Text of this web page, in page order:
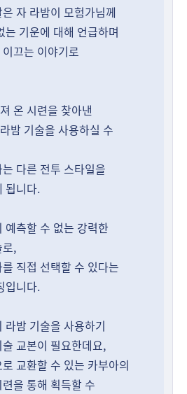
자 라밤이 모험가님께
는 기운에 대해 언급하며
끄는 이야기로
온 시련을 찾아낸
밤 기술을 사용하실 수
다른 전투 스타일을
됩니다.
예측할 수 없는 강력한
,
직접 선택할 수 있다는
입니다.
라밤 기술을 사용하기
교본이 필요한데요,
교환할 수 있는 카부아의
을 통해 획득할 수